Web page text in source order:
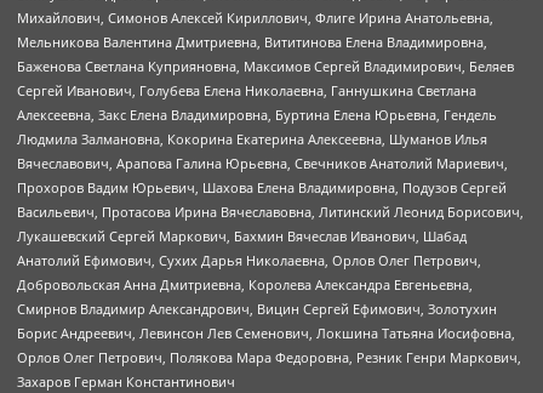
Михайлович, Симонов Алексей Кириллович, Флиге Ирина Анатольевна,
Мельникова Валентина Дмитриевна, Вититинова Елена Владимировна,
Баженова Светлана Куприяновна, Максимов Сергей Владимирович, Беляев
Сергей Иванович, Голубева Елена Николаевна, Ганнушкина Светлана
Алексеевна, Закс Елена Владимировна, Буртина Елена Юрьевна, Гендель
Людмила Залмановна, Кокорина Екатерина Алексеевна, Шуманов Илья
Вячеславович, Арапова Галина Юрьевна, Свечников Анатолий Мариевич,
Прохоров Вадим Юрьевич, Шахова Елена Владимировна, Подузов Сергей
Васильевич, Протасова Ирина Вячеславовна, Литинский Леонид Борисович,
Лукашевский Сергей Маркович, Бахмин Вячеслав Иванович, Шабад
Анатолий Ефимович, Сухих Дарья Николаевна, Орлов Олег Петрович,
Добровольская Анна Дмитриевна, Королева Александра Евгеньевна,
Смирнов Владимир Александрович, Вицин Сергей Ефимович, Золотухин
Борис Андреевич, Левинсон Лев Семенович, Локшина Татьяна Иосифовна,
Орлов Олег Петрович, Полякова Мара Федоровна, Резник Генри Маркович,
Захаров Герман Константинович